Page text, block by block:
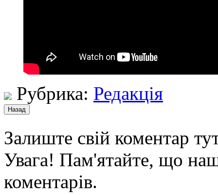
Рубрика: Редакція
Залиште свій коментар
Увага! Пам'ятайте, що
коментарів.